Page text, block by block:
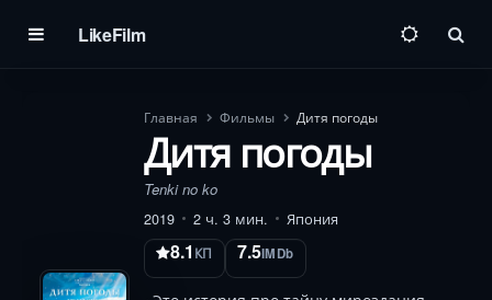
LikeFilm
Главная Фильмы Дитя погоды
Дитя погоды
Tenki no ko
2019
2 ч. 3 мин. Япония
8.1 КП 7.5IMDb